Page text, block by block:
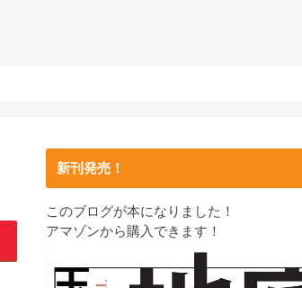
新刊発売！
このブログが本になりました！
アマゾンから購入できます！